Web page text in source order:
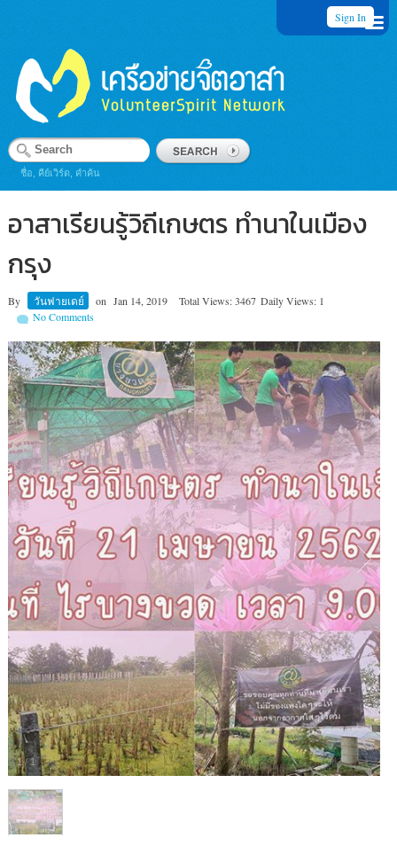
Sign In
ชื่อ, คีย์เวิร์ด, คำค้น
อาสาเรียนรู้วิถีเกษตร ทำนาในเมือง
กรุง
By วันฟายเดย์ on Jan 14, 2019 Total Views: 3467 Daily Views: 1
No Comments
1/1